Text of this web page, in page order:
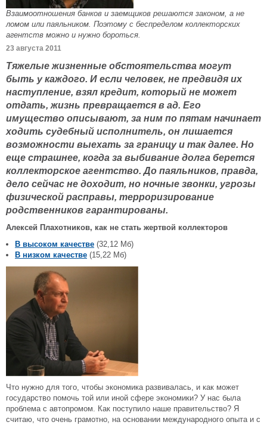
Взаимоотношения банков и заемщиков решаются законом, а не
ломом или паяльником. Поэтому с беспределом коллекторских
агентств можно и нужно бороться.
23 августа 2011
Тяжелые жизненные обстоятельства могут
быть у каждого. И если человек, не предвидя их
наступление, взял кредит, который не может
отдать, жизнь превращается в ад. Его
имущество описывают, за ним по пятам начинает
ходить судебный исполнитель, он лишается
возможности выехать за границу и так далее. Но
еще страшнее, когда за выбивание долга берется
коллекторское агентство. До паяльников, правда,
дело сейчас не доходит, но ночные звонки, угрозы
физической расправы, терроризирование
родственников гарантированы.
Алексей Плахотников, как не стать жертвой коллекторов
В высоком качестве (32,12 Мб)
В низком качестве (15,22 Мб)
Что нужно для того, чтобы экономика развивалась, и как может
государство помочь той или иной сфере экономики? У нас была
проблема с автопромом. Как поступило наше правительство? Я
считаю, что очень грамотно, на основании международного опыта и с